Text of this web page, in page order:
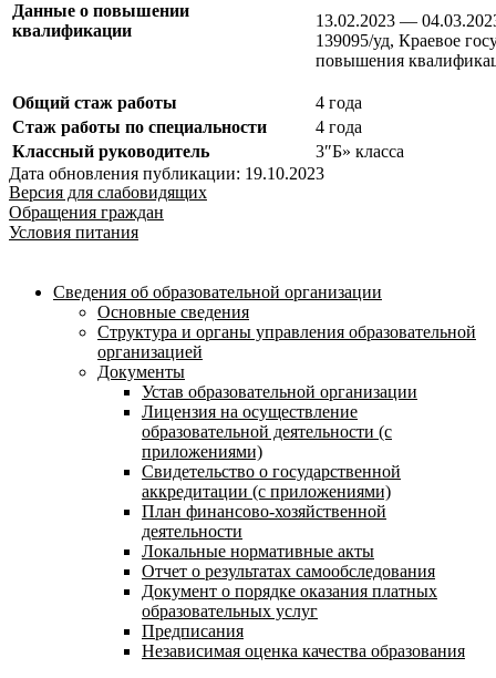
Данные о повышении
квалификации
13.02.2023 —
139095/уд, Краевое
повышения
Общий стаж работы
4 года
Стаж работы по специальности
4 года
Классный руководитель
3″Б» класса
Дата обновления публикации: 19.10.2023
Версия для слабовидящих
Обращения граждан
Условия питания
Сведения об образовательной организации
Основные сведения
Структура и органы управления образовательной
организацией
Документы
Устав образовательной организации
Лицензия на осуществление
образовательной деятельности (с
приложениями)
Свидетельство о государственной
аккредитации (с приложениями)
План финансово-хозяйственной
деятельности
Локальные нормативные акты
Отчет о результатах самообследования
Документ о порядке оказания платных
образовательных услуг
Предписания
Независимая оценка качества образования